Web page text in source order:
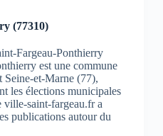
(77310)
Fargeau-Ponthierry
est une commune
Seine-et-Marne (77),
les élections municipales
saint-fargeau.fr a
publications autour du